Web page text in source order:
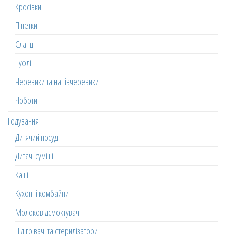
Кросівки
Пінетки
Сланці
Туфлі
Черевики та напівчеревики
Чоботи
Годування
Дитячий посуд
Дитячі суміші
Каші
Кухонні комбайни
Молоковідсмоктувачі
Підігрівачі та стерилізатори